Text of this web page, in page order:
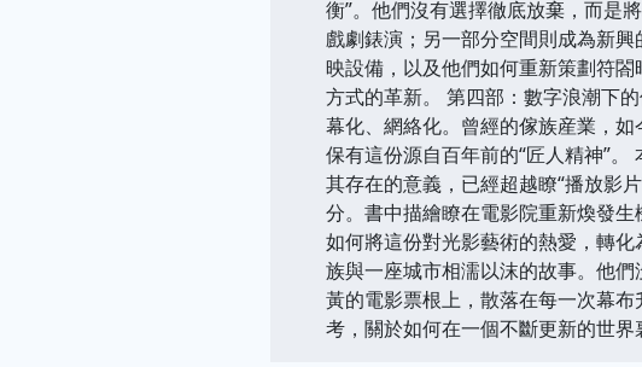
衡”。他們沒有選擇徹底放棄，而是
戲劇錶演；另一部分空間則成為新
映設備，以及他們如何重新策劃符
方式的革新。 第四部：數字浪潮下
幕化、網絡化。曾經的傢族産業，
保有這份源自百年前的“匠人精神”
其存在的意義，已經超越瞭“播放影
分。書中描繪瞭在電影院重新煥發
如何將這份對光影藝術的熱愛，轉
族與一座城市相濡以沫的故事。他
黃的電影票根上，散落在每一次幕
考，關於如何在一個不斷更新的世界